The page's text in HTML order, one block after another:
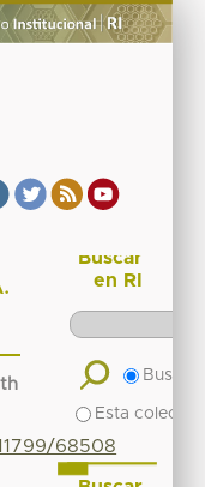
68508
Buscar
en RI
Buscar
Esta